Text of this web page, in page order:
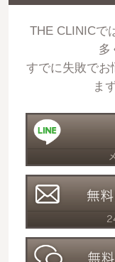
THE CLINICで
多
すでに失敗でお
ま